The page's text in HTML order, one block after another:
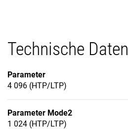
Technische Daten
Parameter
4 096 (HTP/LTP)
Parameter Mode2
1 024 (HTP/LTP)